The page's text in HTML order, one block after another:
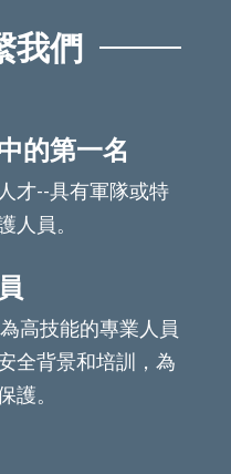
我們
的第一名
才--具有軍隊或特
人員。
高技能的專業人員
全背景和培訓，為
護。